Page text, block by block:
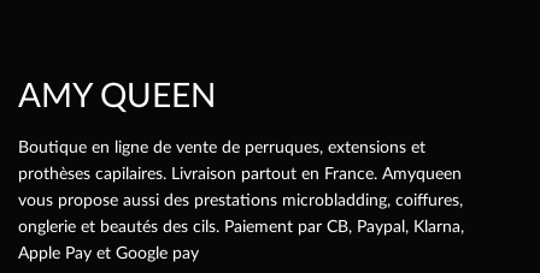
AMY QUEEN
Boutique en ligne de vente de perruques, extensions et
prothèses capilaires. Livraison partout en France. Amyqueen
vous propose aussi des prestations microbladding, coiffures,
onglerie et beautés des cils. Paiement par CB, Paypal, Klarna,
Apple Pay et Google pay